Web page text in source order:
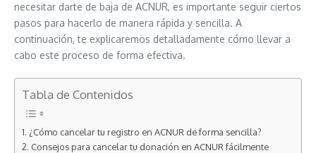
necesitar darte de baja de ACNUR, es importante seguir ciertos
pasos para hacerlo de manera rápida y sencilla. A
continuación, te explicaremos detalladamente cómo llevar a
cabo este proceso de forma efectiva.
Tabla de Contenidos
¿Cómo cancelar tu registro en ACNUR de forma sencilla?
Consejos para cancelar tu donación en ACNUR fácilmente